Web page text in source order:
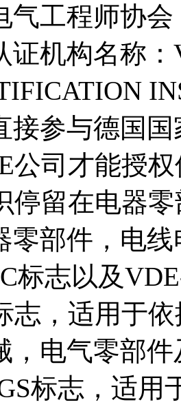
工程师协会
构名称：
接参与德国
公司才能授
停留在电器
零部件，电
标志以及
，适用于依
，电气零部
志，适用